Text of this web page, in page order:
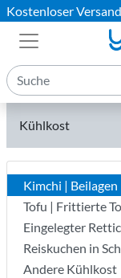
Kostenloser
Kühlkost
Kimchi | Beilagen
Tofu | Frittierte
Eingelegter
Reiskuchen in
Andere Kühlkost